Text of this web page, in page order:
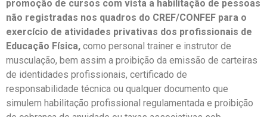
promoção de cursos com vista a habilitação de pessoas
não registradas nos quadros do CREF/CONFEF para o
exercício de atividades privativas dos profissionais de
Educação Física, como personal trainer e instrutor de
musculação, bem assim a proibição da emissão de carteiras
de identidades profissionais, certificado de
responsabilidade técnica ou qualquer documento que
simulem habilitação profissional regulamentada e proibição